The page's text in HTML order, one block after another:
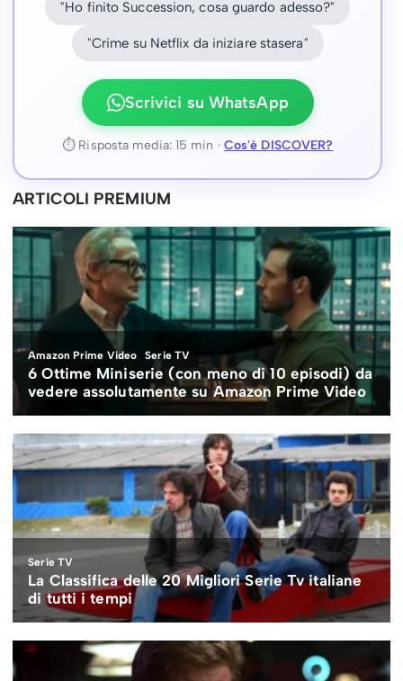
"Ho finito Succession, cosa guardo adesso?"
"Crime su Netflix da iniziare stasera"
Scrivici su WhatsApp
⏱ Risposta media: 15 min · Cos'è DISCOVER?
ARTICOLI PREMIUM